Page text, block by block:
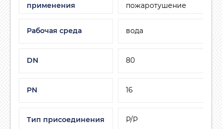
применения
пожаротушение
Рабочая среда вода
DN 80
PN 16
Тип присоединения Р/Р